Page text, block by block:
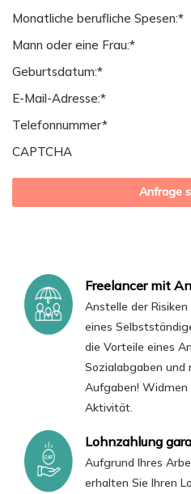
Monatliche berufliche Spesen:*
Mann oder eine Frau:*
Geburtsdatum:*
E-Mail-Adresse:*
Telefonnummer*
CAPTCHA
Freelancer mit
Anstelle der
eines
die Vorteile eines
Sozialabgaben und
Aufgaben! Widmen
Aktivität.
Lohnzahlung
Aufgrund Ihres
erhalten Sie Ihren